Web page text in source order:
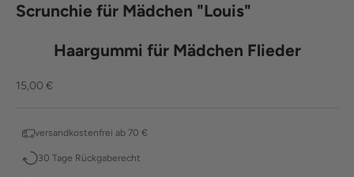
Scrunchie für Mädchen "Louis"
Haargummi für Mädchen Flieder
Angebot
15,00 €
versandkostenfrei ab 70 €
30 Tage Rückgaberecht